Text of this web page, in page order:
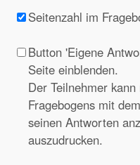
Seitenzahl im
Button 'Eigene
Seite einblenden.
Der Teilnehmer
Fragebogens mit
seinen Antworten
auszudrucken.